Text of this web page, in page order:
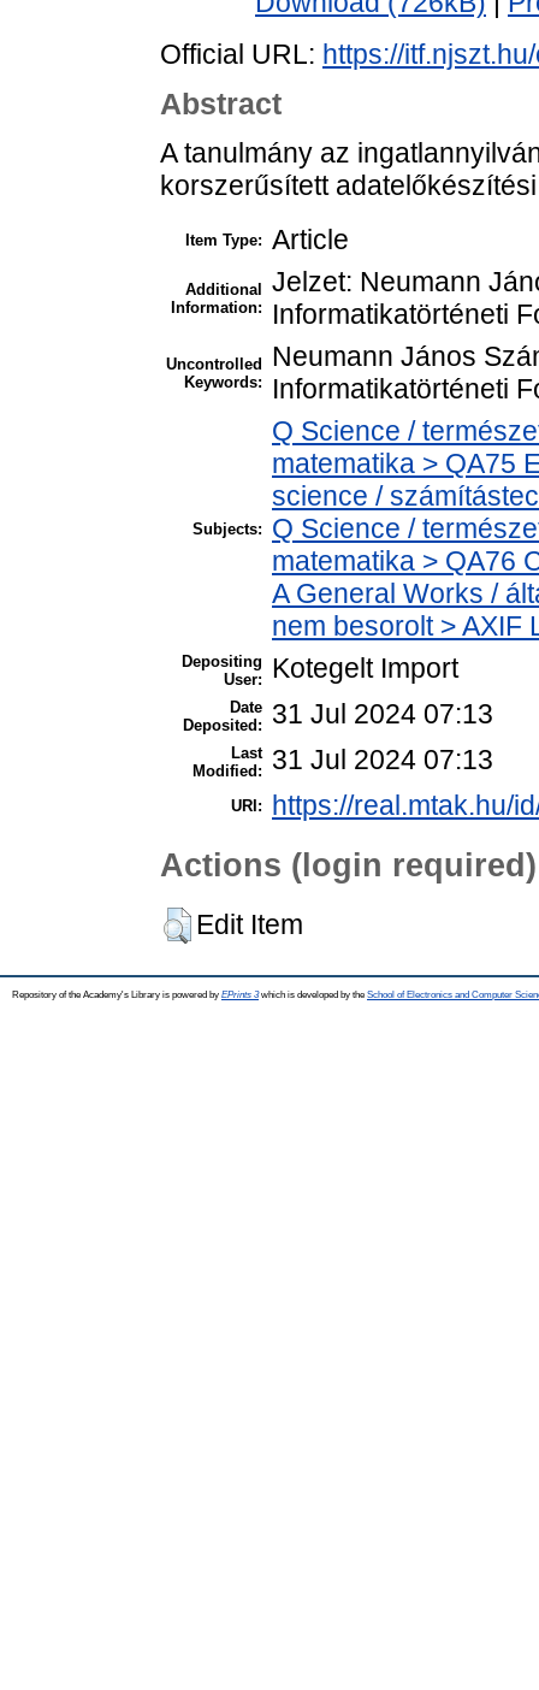
Official URL: https://
Abstract
A tanulmány az
korszerűsített
Item Type: Article
Additional
Information:
Jelzet: Neumann
Informatikatörténeti
Uncontrolled
Keywords:
Neumann János
Informatikatörténeti
Subjects:
Q Science /
matematika > QA75
science /
Q Science /
matematika > QA76
A General Works /
nem besorolt > AXIF
Depositing
User:
Kotegelt Import
Date
Deposited:
31 Jul 2024 07:13
Last
Modified:
31 Jul 2024 07:13
URI: https://real.mtak.hu/
Actions (login required)
Edit Item
Repository of the Academy's Library is powered by EPrints 3which is developed by the School of Electronics and Computer